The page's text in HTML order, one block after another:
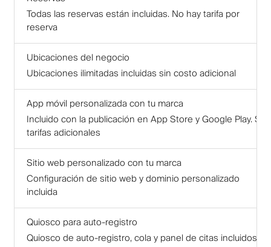
Todas las reservas están incluidas. No hay tarifa por
reserva
Ubicaciones del negocio
Ubicaciones ilimitadas incluidas sin costo adicional
App móvil personalizada con tu marca
Incluido con la publicación en App Store y Google Play. Sin
tarifas adicionales
Sitio web personalizado con tu marca
Configuración de sitio web y dominio personalizado
incluida
Quiosco para auto-registro
Quiosco de auto-registro, cola y panel de citas incluidos